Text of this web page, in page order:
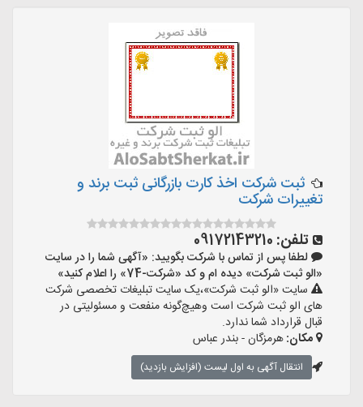
ثبت شرکت اخذ کارت بازرگانی ثبت برند و
تغییرات شرکت
تلفن: 09172143210
لطفا پس از تماس با شرکت بگویید: «آگهی شما را در سایت
«الو ثبت شرکت» دیده ام و کد «شرکت-74» را اعلام کنید»
سایت «الو ثبت شرکت»،یک سایت تبلیغات تخصصی شرکت
های الو ثبت شرکت است وهیچ‌گونه منفعت و مسئولیتی در
قبال قرارداد شما ندارد.
مکان:هرمزگان - بندر عباس
انتقال آگهی به اول لیست (افزایش بازدید)